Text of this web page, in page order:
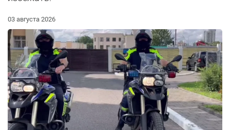
03 августа 2026